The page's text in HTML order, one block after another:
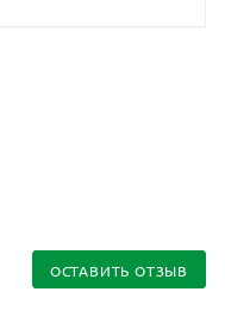
ОСТАВИТЬ ОТЗЫВ